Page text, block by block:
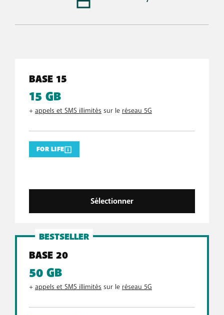
BASE 15
15 GB
+ appels et SMS illimités sur le réseau 5G
FOR LIFE
Sélectionner
BESTSELLER
BASE 20
50 GB
+ appels et SMS illimités sur le réseau 5G